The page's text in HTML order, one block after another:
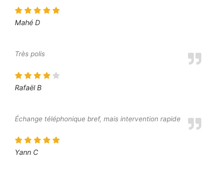
Mahé D
Très polis
Rafaël B
Échange téléphonique bref, mais intervention rapide
Yann C